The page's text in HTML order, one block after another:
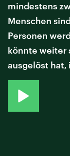
mindestens
Menschen
Personen
könnte weiter
ausgelöst hat,